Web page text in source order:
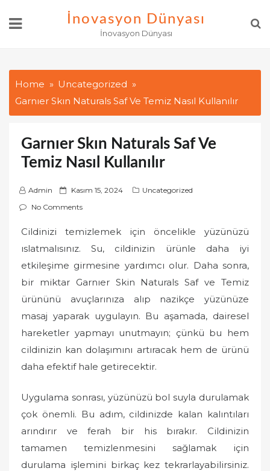
İnovasyon Dünyası
İnovasyon Dünyası
Home
Uncategorized
Garnıer Skın Naturals Saf Ve Temiz Nasıl Kullanılır
Garnıer Skın Naturals Saf Ve
Temiz Nasıl Kullanılır
Admin
P
o
t
e
d
Kasım 15, 2024
Uncategorized
No Comments
Cildinizi temizlemek için öncelikle yüzünüzü
ıslatmalısınız. Su, cildinizin ürünle daha iyi
etkileşime girmesine yardımcı olur. Daha sonra,
bir miktar Garnıer Skin Naturals Saf ve Temiz
ürününü avuçlarınıza alıp nazikçe yüzünüze
masaj yaparak uygulayın. Bu aşamada, dairesel
hareketler yapmayı unutmayın; çünkü bu hem
cildinizin kan dolaşımını artıracak hem de ürünü
daha efektif hale getirecektir.
Uygulama sonrası, yüzünüzü bol suyla durulamak
çok önemli. Bu adım, cildinizde kalan kalıntıları
arındırır ve ferah bir his bırakır. Cildinizin
tamamen temizlenmesini sağlamak için
durulama işlemini birkaç kez tekrarlayabilirsiniz.